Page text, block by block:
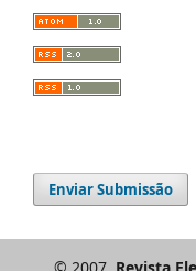
Enviar Submissão